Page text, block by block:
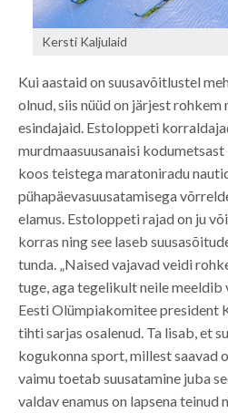
Kersti Kaljulaid
Kui aastaid on suusavõitlustel
olnud, siis nüüd on järjest rohkem
esindajaid. Estoloppeti
murdmaasuusanaisi
koos teistega maratoniradu
pühapäevasuusatamisega
elamus. Estoloppeti rajad on ju
korras ning see laseb
tunda. „Naised vajavad veidi
tuge, aga tegelikult neile meeldib
Eesti Olümpiakomitee president
tihti sarjas osalenud. Ta lisab, et
kogukonna sport, millest saavad
vaimu toetab suusatamine juba
valdav enamus on lapsena teinud